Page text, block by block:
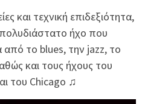
και τεχνική επιδεξιότητα,
ήχο που
από το blues, την jazz, το
και τους ήχους του
του Chicago ♫